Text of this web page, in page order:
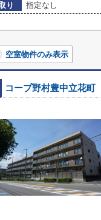
り
指定なし
空室物件のみ表示
コープ野村豊中立花町